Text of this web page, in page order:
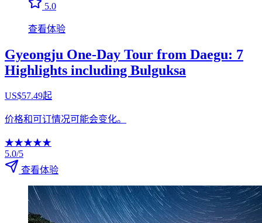
5.0
查看体验
Gyeongju One-Day Tour from Daegu: 7
Highlights including Bulguksa
US$57.49起
价格和可订情况可能会变化。
★★★★★
5.0/5
查看体验